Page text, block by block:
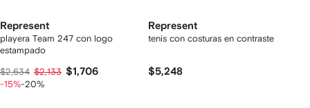
Represent
playera Team 247 con logo
estampado
$2,634 $2,133 $1,706
-15%-20%
Represent
tenis con costuras en contraste
$5,248